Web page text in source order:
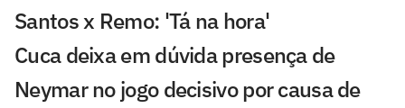
Santos x Remo: 'Tá na hora'
Cuca deixa em dúvida presença de
Neymar no jogo decisivo por causa de